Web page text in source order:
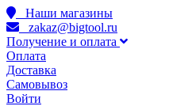
Наши магазины
zakaz@bigtool.ru
Получение и оплата
Оплата
Доставка
Самовывоз
Войти